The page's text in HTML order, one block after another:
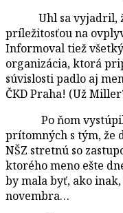
Uhl sa vyjadril, že
príležitosťou na
Informoval tiež
organizácia, ktorá
súvislosti padlo aj
ČKD Praha! (Už
Po ňom vystúpil
prítomných s tým, že
NŠZ stretnú so
ktorého meno ešte
by mala byť, ako
novembra…